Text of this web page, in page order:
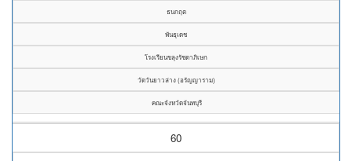
ธนกฤต
พันธุเดช
โรงเรียนขลุงรัชดาภิเษก
วัดวันยาวล่าง (อรัญญาราม)
คณะจังหวัดจันทบุรี
60